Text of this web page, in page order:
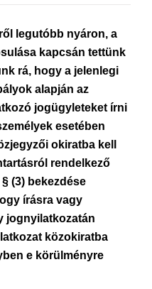
legutóbb nyáron, a
kapcsán tettünk
rá, hogy a jelenlegi
alapján az
jogügyleteket írni
esetében
okiratba kell
rendelkező
(3) bekezdése
írásra vagy
jognyilatkozatán
közokiratba
e körülményre